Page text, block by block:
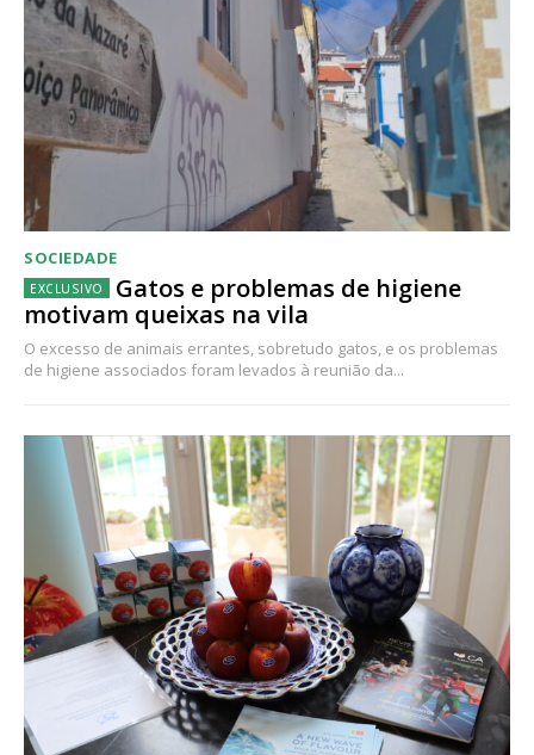
SOCIEDADE
Gatos e problemas de higiene
motivam queixas na vila
O excesso de animais errantes, sobretudo gatos, e os problemas
de higiene associados foram levados à reunião da...